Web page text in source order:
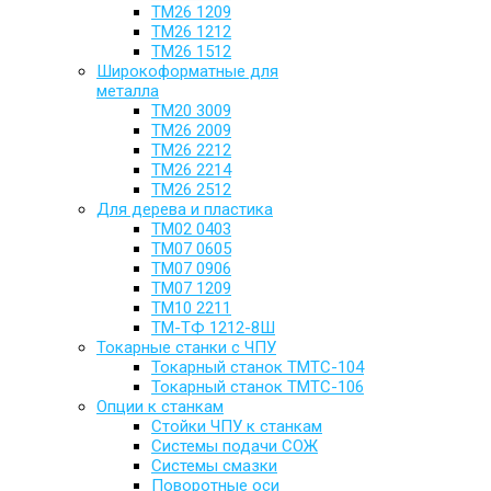
ТМ26 1209
ТМ26 1212
ТМ26 1512
Широкоформатные для
металла
ТМ20 3009
ТМ26 2009
ТМ26 2212
ТМ26 2214
ТМ26 2512
Для дерева и пластика
ТМ02 0403
ТМ07 0605
ТМ07 0906
ТМ07 1209
ТМ10 2211
ТМ-ТФ 1212-8Ш
Токарные станки с ЧПУ
Токарный станок TMTC-104
Токарный станок TMTC-106
Опции к станкам
Стойки ЧПУ к станкам
Системы подачи СОЖ
Системы смазки
Поворотные оси